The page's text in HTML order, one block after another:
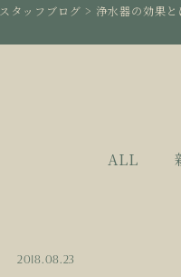
スタッフブログ > 浄水器の効果と
ALL
2018.08.23